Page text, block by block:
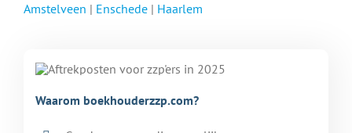
Amstelveen | Enschede | Haarlem
Waarom boekhouderzzp.com?